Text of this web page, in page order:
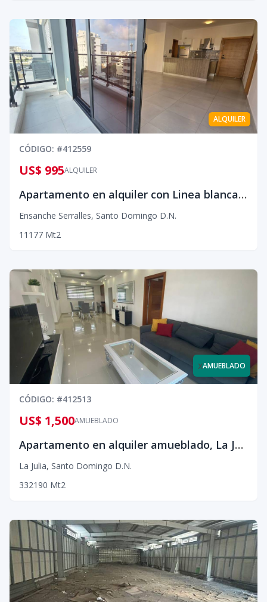
ALQUILER
CÓDIGO: #412559
ALQUILER
US$ 995
Apartamento en alquiler con Linea blanca, Serrallés¡
Ensanche Serralles, Santo Domingo D.N.
1 1 1 77 Mt2
xAMUEBLADO
CÓDIGO: #412513
AMUEBLADO
US$ 1,500
Apartamento en alquiler amueblado, La Julia¡¡
La Julia, Santo Domingo D.N.
332190 Mt2